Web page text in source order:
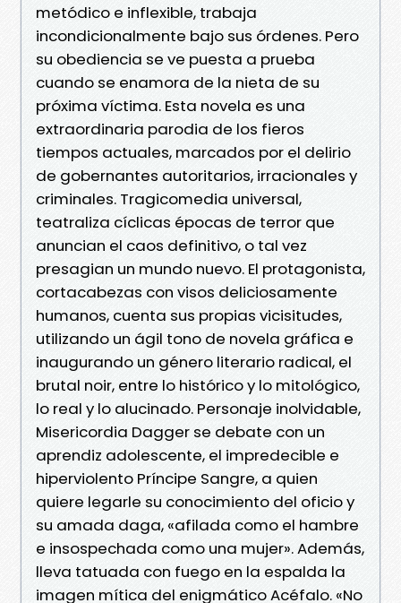
metódico e inflexible, trabaja
incondicionalmente bajo sus órdenes. Pero
su obediencia se ve puesta a prueba
cuando se enamora de la nieta de su
próxima víctima. Esta novela es una
extraordinaria parodia de los fieros
tiempos actuales, marcados por el delirio
de gobernantes autoritarios, irracionales y
criminales. Tragicomedia universal,
teatraliza cíclicas épocas de terror que
anuncian el caos definitivo, o tal vez
presagian un mundo nuevo. El protagonista,
cortacabezas con visos deliciosamente
humanos, cuenta sus propias vicisitudes,
utilizando un ágil tono de novela gráfica e
inaugurando un género literario radical, el
brutal noir, entre lo histórico y lo mitológico,
lo real y lo alucinado. Personaje inolvidable,
Misericordia Dagger se debate con un
aprendiz adolescente, el impredecible e
hiperviolento Príncipe Sangre, a quien
quiere legarle su conocimiento del oficio y
su amada daga, «afilada como el hambre
e insospechada como una mujer». Además,
lleva tatuada con fuego en la espalda la
imagen mítica del enigmático Acéfalo. «No